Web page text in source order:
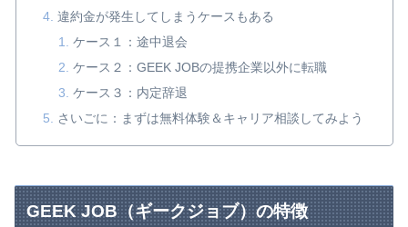
違約金が発生してしまうケースもある
ケース１：途中退会
ケース２：GEEK JOBの提携企業以外に転職
ケース３：内定辞退
さいごに：まずは無料体験＆キャリア相談してみよう
GEEK JOB（ギークジョブ）の特徴